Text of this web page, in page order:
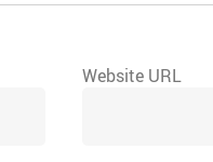
Website URL